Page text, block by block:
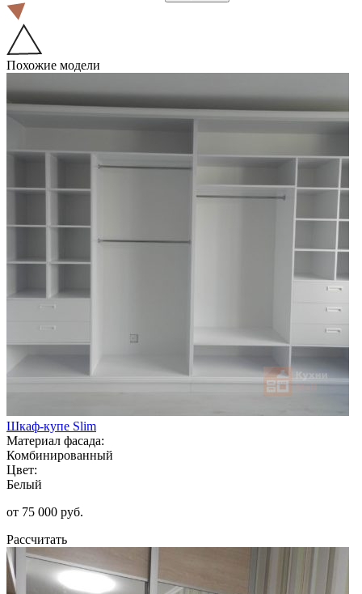
Похожие модели
Шкаф-купе Slim
Материал фасада:
Комбинированный
Цвет:
Белый
от 75 000 руб.
Рассчитать